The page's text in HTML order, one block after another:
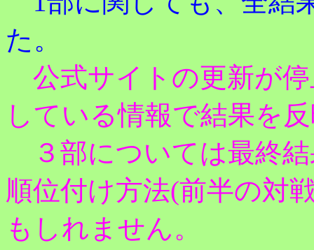
た。
公式サイトの更新が
している情報で結果を
３部については最終
順位付け方法(前半の対
もしれません。